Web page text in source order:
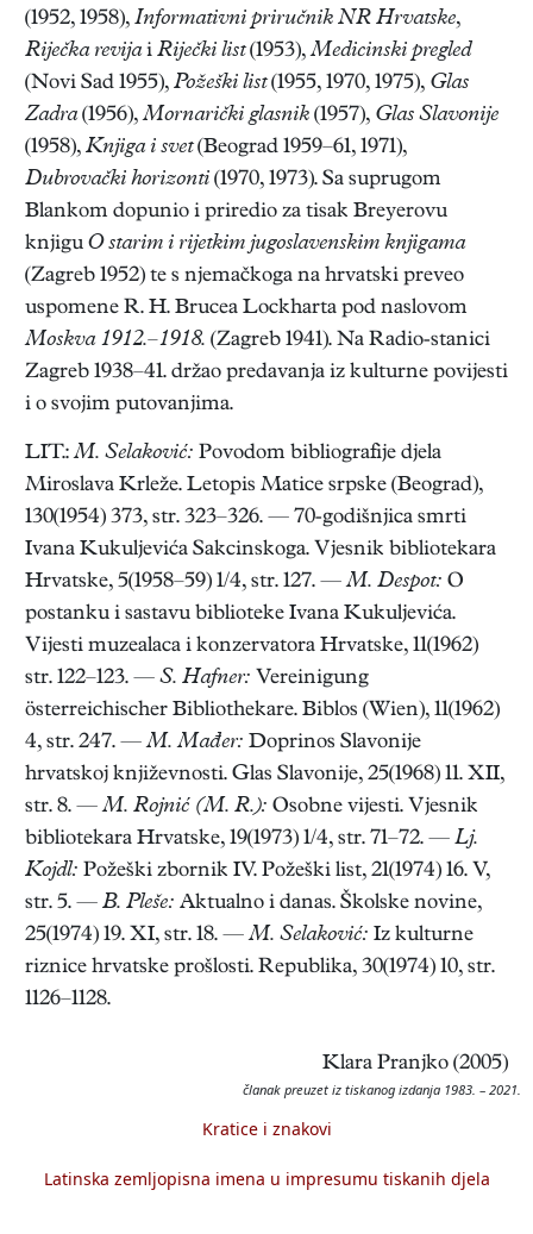
(1952, 1958), Informativni priručnik NR Hrvatske,
Riječka revijai Riječki list(1953),Medicinski pregled
(Novi Sad 1955), Požeški list(1955, 1970, 1975), Glas
Zadra(1956),Mornarički glasnik (1957), Glas Slavonije
(1958), Knjiga i svet(Beograd 1959–61, 1971),
Dubrovački horizonti (1970, 1973). Sa suprugom
Blankom dopunio i priredio za tisak Breyerovu
knjigu O starim i rijetkim jugoslavenskim knjigama
(Zagreb 1952) te s njemačkoga na hrvatski preveo
uspomene R. H. Brucea Lockharta pod naslovom
Moskva 1912.–1918. (Zagreb 1941). Na Radio-stanici
Zagreb 1938–41. držao predavanja iz kulturne povijesti
i o svojim putovanjima.
LIT.:M. Selaković: Povodom bibliografije djela
Miroslava Krleže. Letopis Matice srpske (Beograd),
130(1954) 373, str. 323–326. — 70-godišnjica smrti
Ivana Kukuljevića Sakcinskoga. Vjesnik bibliotekara
Hrvatske, 5(1958–59) 1/4, str. 127. —M. Despot: O
postanku i sastavu biblioteke Ivana Kukuljevića.
Vijesti muzealaca i konzervatora Hrvatske, 11(1962)
str. 122–123. — S. Hafner: Vereinigung
österreichischer Bibliothekare. Biblos (Wien), 11(1962)
4, str. 247. —M. Mađer: Doprinos Slavonije
hrvatskoj književnosti. Glas Slavonije, 25(1968) 11. XII,
str. 8. —M. Rojnić (M. R.): Osobne vijesti. Vjesnik
bibliotekara Hrvatske, 19(1973) 1/4, str. 71–72. — Lj.
Kojdl: Požeški zbornik IV. Požeški list, 21(1974) 16. V,
str. 5. — B. Pleše: Aktualno i danas. Školske novine,
25(1974) 19. XI, str. 18. —M. Selaković: Iz kulturne
riznice hrvatske prošlosti. Republika, 30(1974) 10, str.
1126–1128.
Klara Pranjko (2005)
članak preuzet iz tiskanog izdanja 1983. – 2021.
Kratice i znakovi
Latinska zemljopisna imena u impresumu tiskanih djela